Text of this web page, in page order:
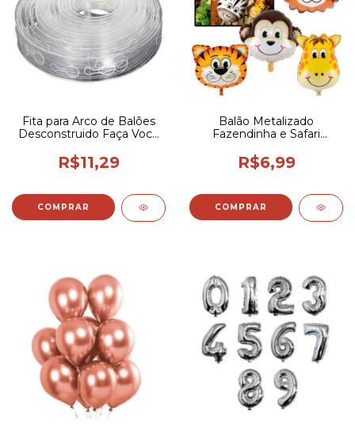
Fita para Arco de Balões
Desconstruido Faça Você
5m
R$11,29
Balão Metalizado
Fazendinha e Safari
R$6,99
COMPRAR